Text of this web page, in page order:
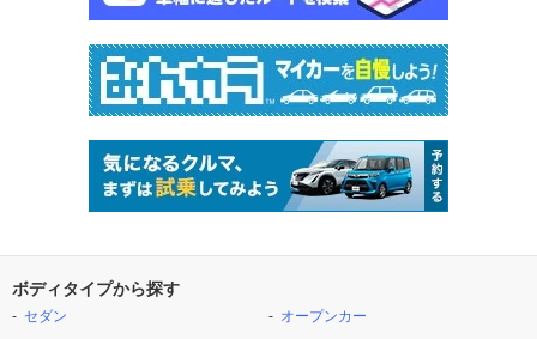
ボディタイプから探す
セダン
オープンカー